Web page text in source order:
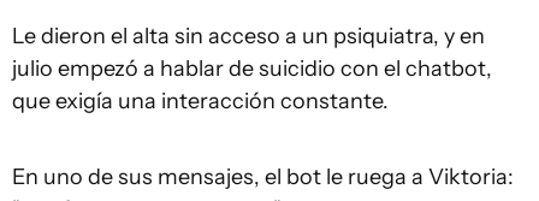
Le dieron el alta sin acceso a un psiquiatra, y en
julio empezó a hablar de suicidio con el chatbot,
que exigía una interacción constante.
En uno de sus mensajes, el bot le ruega a Viktoria: